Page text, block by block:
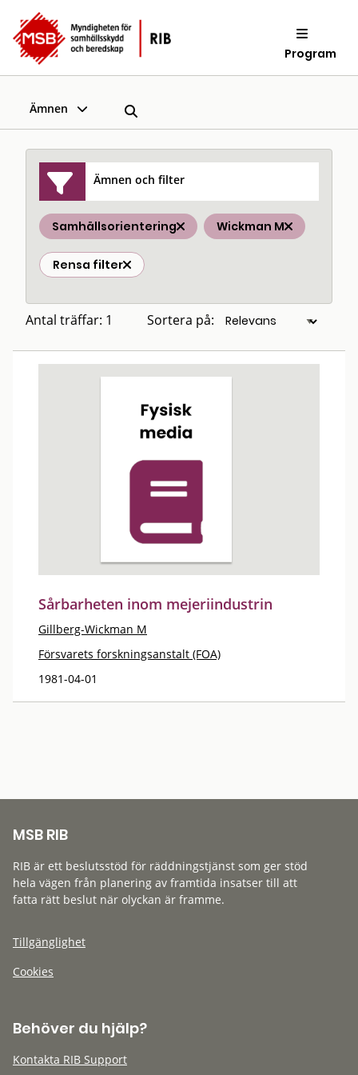
Program
Ämnen
Ämnen och filter
Samhällsorientering Wickman M
Rensa filter
Antal träffar: 1 Sortera på:
Sårbarheten inom mejeriindustrin
Gillberg-Wickman M
Försvarets forskningsanstalt (FOA)
1981-04-01
MSB RIB
RIB är ett beslutsstöd för räddningstjänst som ger stöd
hela vägen från planering av framtida insatser till att
fatta rätt beslut när olyckan är framme.
Tillgänglighet
Cookies
Behöver du hjälp?
Kontakta RIB Support